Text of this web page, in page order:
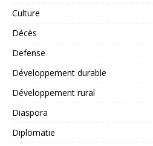
Culture
Décès
Defense
Développement durable
Développement rural
Diaspora
Diplomatie